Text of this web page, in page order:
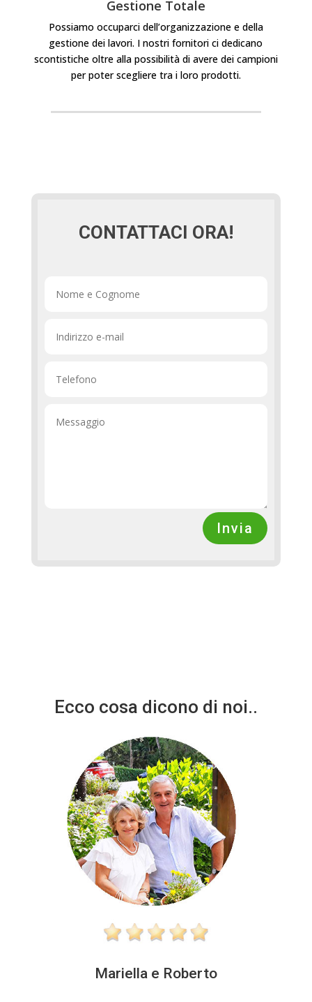
Gestione Totale
Possiamo occuparci dell’organizzazione e della
gestione dei lavori. I nostri fornitori ci dedicano
scontistiche oltre alla possibilità di avere dei campioni
per poter scegliere tra i loro prodotti.
CONTATTACI ORA!
Invia
Ecco cosa dicono di noi..
Mariella e Roberto